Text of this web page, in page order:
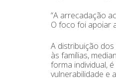
“A arrecadação
O foco foi apoiar
A distribuição
às famílias,
forma individual,
vulnerabilidade e